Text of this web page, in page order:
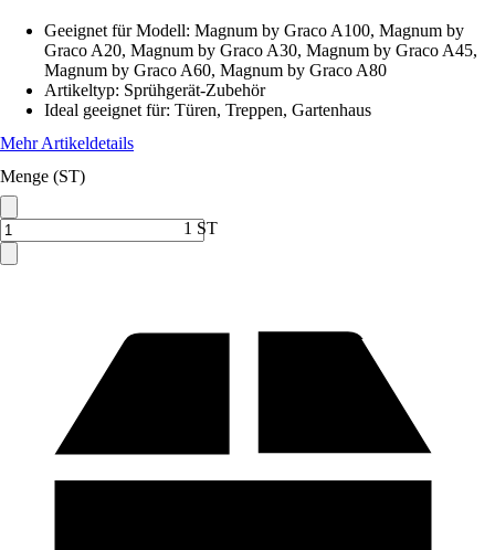
Geeignet für Modell: Magnum by Graco A100, Magnum by
Graco A20, Magnum by Graco A30, Magnum by Graco A45,
Magnum by Graco A60, Magnum by Graco A80
Artikeltyp: Sprühgerät-Zubehör
Ideal geeignet für: Türen, Treppen, Gartenhaus
Mehr Artikeldetails
Menge (ST)
1 ST